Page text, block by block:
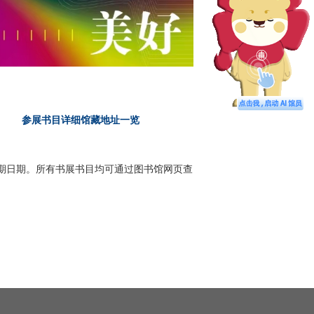
参展书目详细馆藏地址一览
期。所有书展书目均可通过图书馆网页查